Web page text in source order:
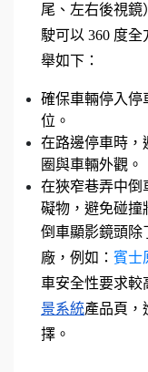
尾、左右後視鏡
駛可以 360 度
舉如下：
確保車輛停入停
位。
在路邊停車時，
圈與車輛外觀。
在狹窄巷弄中倒
礙物，避免碰撞
倒車顯影鏡頭除
廠，例如： 賓士
車安全性要求較
景系統產品頁，
擇。